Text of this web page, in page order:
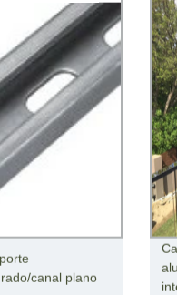
canal plano